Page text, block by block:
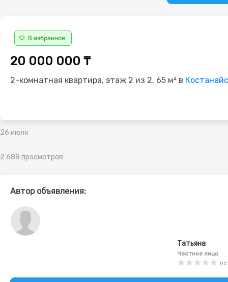
В избранное
20 000 000 ₸
2-комнатная квартира, этаж 2 из 2, 65 м² в
26 июля
2 688 просмотров
Автор объявления:
Татьяна
Частное лицо